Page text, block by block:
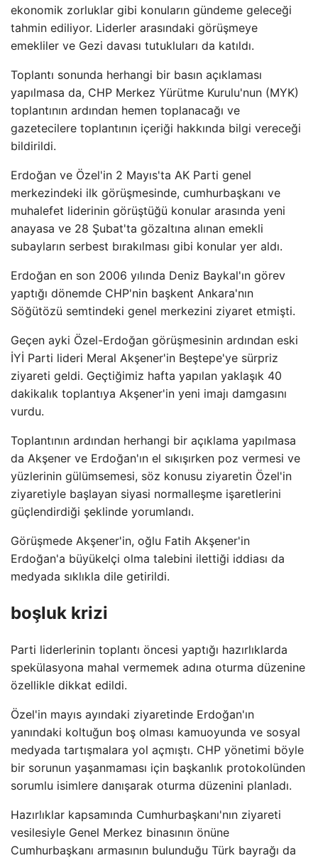
ekonomik zorluklar gibi konuların gündeme geleceği
tahmin ediliyor. Liderler arasındaki görüşmeye
emekliler ve Gezi davası tutukluları da katıldı.
Toplantı sonunda herhangi bir basın açıklaması
yapılmasa da, CHP Merkez Yürütme Kurulu'nun (MYK)
toplantının ardından hemen toplanacağı ve
gazetecilere toplantının içeriği hakkında bilgi vereceği
bildirildi.
Erdoğan ve Özel'in 2 Mayıs'ta AK Parti genel
merkezindeki ilk görüşmesinde, cumhurbaşkanı ve
muhalefet liderinin görüştüğü konular arasında yeni
anayasa ve 28 Şubat'ta gözaltına alınan emekli
subayların serbest bırakılması gibi konular yer aldı.
Erdoğan en son 2006 yılında Deniz Baykal'ın görev
yaptığı dönemde CHP'nin başkent Ankara'nın
Söğütözü semtindeki genel merkezini ziyaret etmişti.
Geçen ayki Özel-Erdoğan görüşmesinin ardından eski
İYİ Parti lideri Meral Akşener'in Beştepe'ye sürpriz
ziyareti geldi. Geçtiğimiz hafta yapılan yaklaşık 40
dakikalık toplantıya Akşener'in yeni imajı damgasını
vurdu.
Toplantının ardından herhangi bir açıklama yapılmasa
da Akşener ve Erdoğan'ın el sıkışırken poz vermesi ve
yüzlerinin gülümsemesi, söz konusu ziyaretin Özel'in
ziyaretiyle başlayan siyasi normalleşme işaretlerini
güçlendirdiği şeklinde yorumlandı.
Görüşmede Akşener'in, oğlu Fatih Akşener'in
Erdoğan'a büyükelçi olma talebini ilettiği iddiası da
medyada sıklıkla dile getirildi.
boşluk krizi
Parti liderlerinin toplantı öncesi yaptığı hazırlıklarda
spekülasyona mahal vermemek adına oturma düzenine
özellikle dikkat edildi.
Özel'in mayıs ayındaki ziyaretinde Erdoğan'ın
yanındaki koltuğun boş olması kamuoyunda ve sosyal
medyada tartışmalara yol açmıştı. CHP yönetimi böyle
bir sorunun yaşanmaması için başkanlık protokolünden
sorumlu isimlere danışarak oturma düzenini planladı.
Hazırlıklar kapsamında Cumhurbaşkanı'nın ziyareti
vesilesiyle Genel Merkez binasının önüne
Cumhurbaşkanı armasının bulunduğu Türk bayrağı da